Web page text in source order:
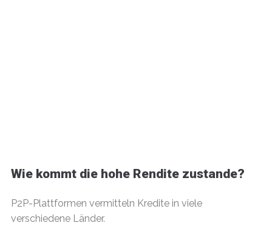
Wie kommt die hohe Rendite zustande?
P2P-Plattformen vermitteln Kredite in viele
verschiedene Länder.